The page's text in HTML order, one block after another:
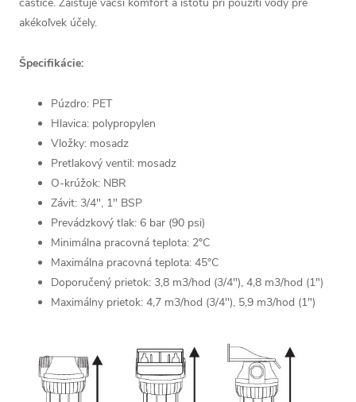
častice. Zaisťuje väčší komfort a istotu pri použití vody pre
akékoľvek účely.
Špecifikácie:
Púzdro: PET
Hlavica: polypropylen
Vložky: mosadz
Pretlakový ventil: mosadz
O-krúžok: NBR
Závit: 3/4", 1" BSP
Prevádzkový tlak: 6 bar (90 psi)
Minimálna pracovná teplota: 2ºC
Maximálna pracovná teplota: 45°C
Doporučený prietok: 3,8 m3/hod (3/4"), 4,8 m3/hod (1")
Maximálny prietok: 4,7 m3/hod (3/4"), 5,9 m3/hod (1")